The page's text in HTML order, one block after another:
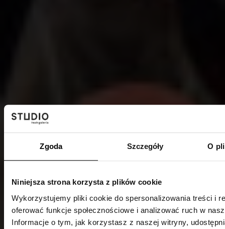
Zgoda Szczegóły O
Niniejsza strona korzysta z plików cookie
Wykorzystujemy pliki cookie do spersonalizowania treści i
oferować funkcje społecznościowe i analizować ruch w
Informacje o tym, jak korzystasz z naszej witryny,